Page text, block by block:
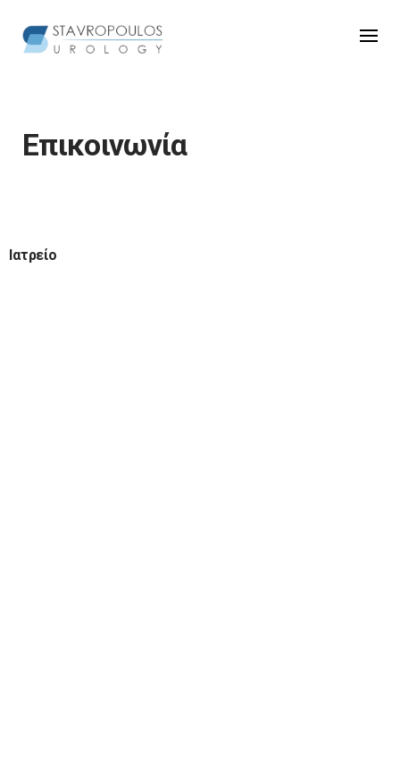
content
Επικοινωνία
Ιατρείο